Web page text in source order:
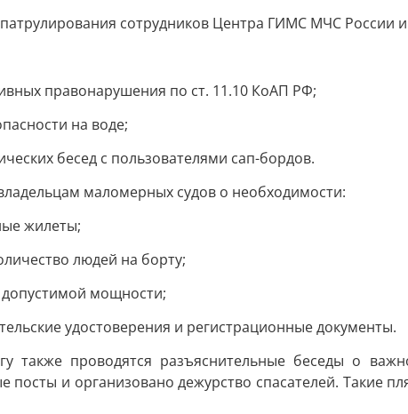
сотрудников Центра ГИМС МЧС
правонарушения по ст. 11.10 КоАП РФ;
на воде;
бесед с пользователями сап-бордов.
маломерных судов о необходимости:
жилеты;
людей на борту;
допустимой мощности;
удостоверения и регистрационные документы.
также проводятся разъяснительные беседы о
посты и организовано дежурство спасателей. Такие